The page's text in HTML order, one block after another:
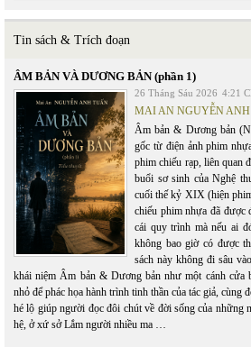
Tin sách & Trích đoạn
ÂM BẢN VÀ DƯƠNG BẢN (phần 1)
26 Tháng Sáu 2026 4:21
MAI AN NGUYỄN
Âm bản & Dương bản
gốc từ điện ảnh phim
phim chiếu rạp, liên quan
buổi sơ sinh của Nghệ
cuối thế kỷ XIX (hiện
chiếu phim nhựa đã được
cái quy trình mà nếu ai
không bao giờ có được
sách này không đi sâu
khái niệm Âm bản & Dương bản như một cánh cửa
nhỏ để phác họa hành trình tinh thần của tác giả, cùng
hé lộ giúp người đọc đôi chút về đời sống của những
hệ, ở xứ sở Lắm người nhiều ma …